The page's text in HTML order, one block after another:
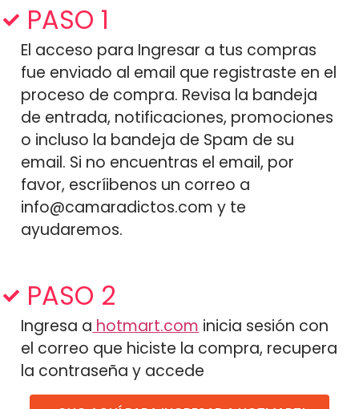
PASO 1
El acceso para Ingresar a tus compras
fue enviado al email que registraste en el
proceso de compra. Revisa la bandeja
de entrada, notificaciones, promociones
o incluso la bandeja de Spam de su
email. Si no encuentras el email, por
favor, escríibenos un correo a
info@camaradictos.com y te
ayudaremos.
PASO 2
Ingresa a hotmart.com inicia sesión con
el correo que hiciste la compra, recupera
la contraseña y accede